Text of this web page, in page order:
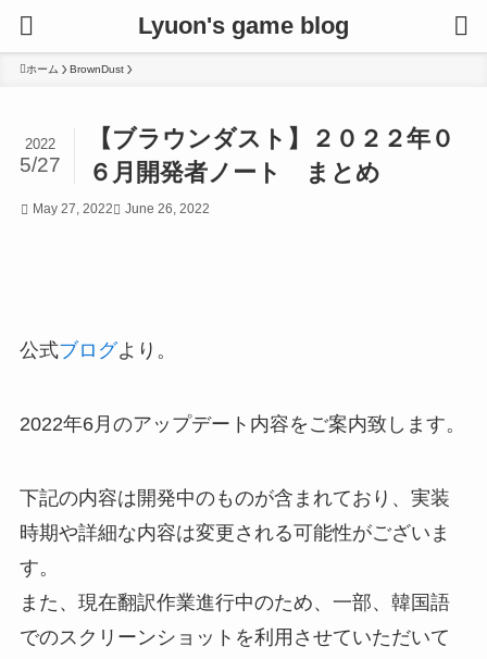
Lyuon's game blog
ホーム BrownDust
【ブラウンダスト】２０２２年０
６月開発者ノート まとめ
2022
5/27
May 27, 2022 June 26, 2022
公式ブログより。
2022年6月のアップデート内容をご案内致します。
下記の内容は開発中のものが含まれており、実装
時期や詳細な内容は変更される可能性がございま
す。
また、現在翻訳作業進行中のため、一部、韓国語
でのスクリーンショットを利用させていただいて